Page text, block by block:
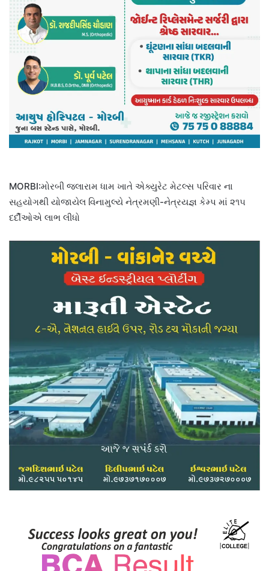
MORBI:મોરબી જલારામ ધામ ખાતે એક્યુરેટ મેટલ્સ પરિવાર ના
સહયોગથી યોજાયેલ વિનામુલ્યે નેત્રમણી-નેત્રયજ્ઞ કેમ્પ માં ૨૧૫
દર્દીઓએ લાભ લીધો